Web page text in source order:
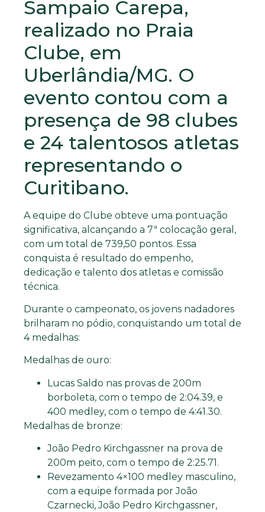
Sampaio Carepa,
realizado no Praia
Clube, em
Uberlândia/MG. O
evento contou com a
presença de 98 clubes
e 24 talentosos atletas
representando o
Curitibano.
A equipe do Clube obteve uma pontuação
significativa, alcançando a 7ª colocação geral,
com um total de 739,50 pontos. Essa
conquista é resultado do empenho,
dedicação e talento dos atletas e comissão
técnica.
Durante o campeonato, os jovens nadadores
brilharam no pódio, conquistando um total de
4 medalhas:
Medalhas de ouro:
Lucas Saldo nas provas de 200m
borboleta, com o tempo de 2:04.39, e
400 medley, com o tempo de 4:41.30.
Medalhas de bronze:
João Pedro Kirchgassner na prova de
200m peito, com o tempo de 2:25.71.
Revezamento 4×100 medley masculino,
com a equipe formada por João
Czarnecki, João Pedro Kirchgassner,